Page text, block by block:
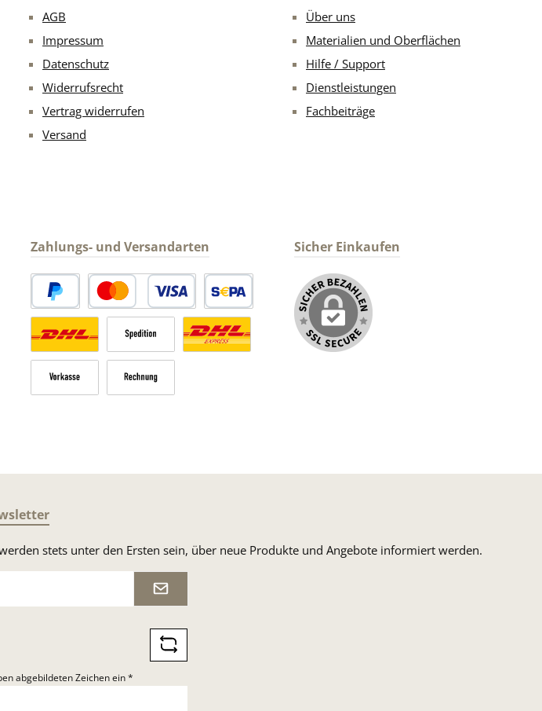
AGB
Impressum
Datenschutz
Widerrufsrecht
Vertrag widerrufen
Versand
Über uns
Materialien und Oberflächen
Hilfe / Support
Dienstleistungen
Fachbeiträge
Zahlungs- und Versandarten
PayPal Kredit- oder DebitkarteSEPA Lastschrift
Versandkosten Deutschland normaler Versand Deutsche Post
Sperrgut
Sicher Einkaufen
stets unter den Ersten sein, über neue Produkte und Angebote informiert werden.
abgebildeten Zeichen ein*